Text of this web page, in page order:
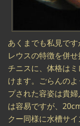
あくまでも私見で
レウスの特徴を併
チニスに、体格は
けます。ごらんの
プされた容姿は貴
は容易ですが、
クー同様に水槽サイ